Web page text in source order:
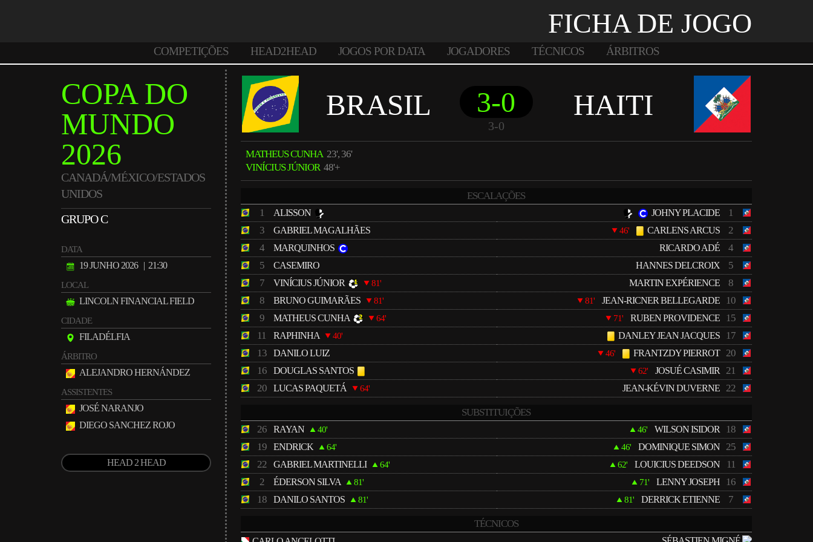
FICHA DE JOGO
COMPETIÇÕES HEAD2HEAD JOGOS POR DATA JOGADORES TÉCNICOS ÁRBITROS
COPA DO
MUNDO
2026
CANADÁ/MÉXICO/ESTADOS
UNIDOS
GRUPO C
DATA
19 JUNHO 2026 | 21:30
LOCAL
LINCOLN FINANCIAL FIELD
CIDADE
FILADÉLFIA
ÁRBITRO
ALEJANDRO HERNÁNDEZ
ASSISTENTES
JOSÉ NARANJO
DIEGO SANCHEZ ROJO
HEAD 2 HEAD
BRASIL 3-0
3-0
HAITI
MATHEUS CUNHA23', 36'
VINÍCIUS JÚNIOR48'+
ESCALAÇÕES
1
ALISSON
3 GABRIEL MAGALHÃES
4 MARQUINHOS
5 CASEMIRO
7 VINÍCIUS JÚNIOR 81'
8 BRUNO GUIMARÃES 81'
9 MATHEUS CUNHA 64'
11 RAPHINHA 40'
13 DANILO LUIZ
16 DOUGLAS SANTOS
20 LUCAS PAQUETÁ 64'
JOHNY PLACIDE 1
46' CARLENS ARCUS 2
RICARDO ADÉ 4
HANNES DELCROIX 5
MARTIN EXPÉRIENCE 8
81' JEAN-RICNER BELLEGARDE 10
71' RUBEN PROVIDENCE 15
DANLEY JEAN JACQUES 17
46' FRANTZDY PIERROT 20
62' JOSUÉ CASIMIR 21
JEAN-KÉVIN DUVERNE 22
SUBSTITUIÇÕES
26
RAYAN 40'
19 ENDRICK 64'
22 GABRIEL MARTINELLI 64'
2 ÉDERSON SILVA 81'
18 DANILO SANTOS 81'
46' WILSON ISIDOR 18
46' DOMINIQUE SIMON 25
62' LOUICIUS DEEDSON 11
71' LENNY JOSEPH 16
81' DERRICK ETIENNE 7
TÉCNICOS